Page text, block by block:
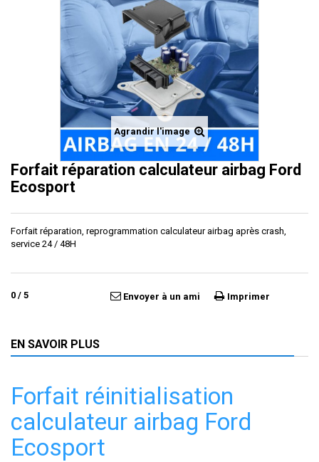
Agrandir l'image
Forfait réparation calculateur airbag Ford
Ecosport
Forfait réparation, reprogrammation calculateur airbag après crash,
service 24 / 48H
0 / 5 Envoyer à un ami Imprimer
EN SAVOIR PLUS
Forfait réinitialisation
calculateur airbag Ford
Ecosport